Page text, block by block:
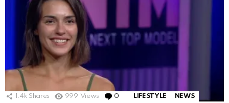
1.4k Shares 999 Views 0 Comments
LIFESTYLE NEWS